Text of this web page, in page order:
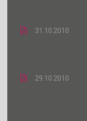
31.10.2010
29.10.2010